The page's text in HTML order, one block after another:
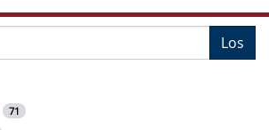
Los
71